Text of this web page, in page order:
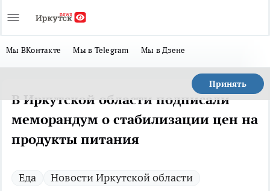
Мы ВКонтакте Мы в Telegram Мы в Дзене
Принять
В Иркутской области подписали
меморандум о стабилизации цен на
продукты питания
Еда Новости Иркутской области